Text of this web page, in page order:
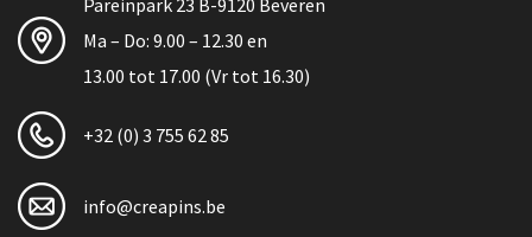
Pareinpark 23 B-9120 Beveren
Ma – Do: 9.00 – 12.30 en
13.00 tot 17.00 (Vr tot 16.30)
+32 (0) 3 755 62 85
info@creapins.be